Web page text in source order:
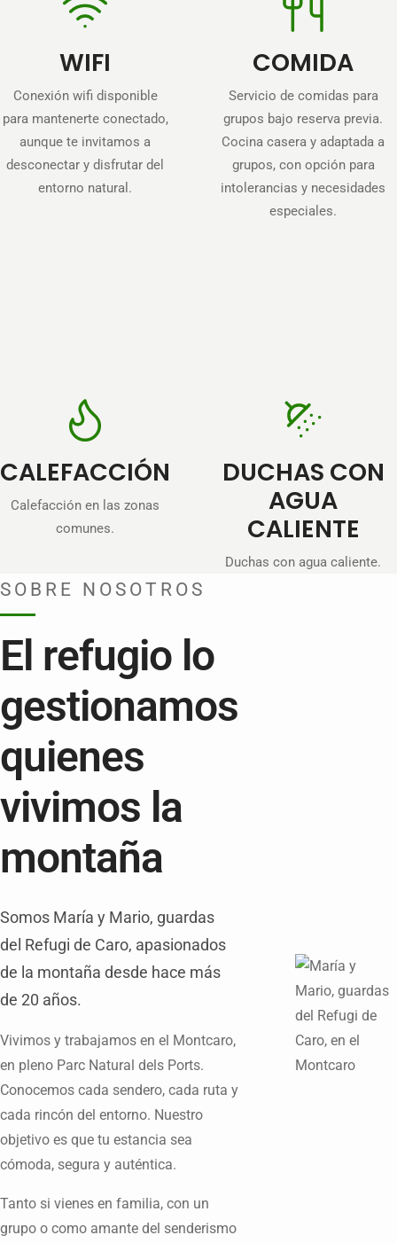
WIFI
Conexión wifi disponible
para mantenerte conectado,
aunque te invitamos a
desconectar y disfrutar del
entorno natural.
COMIDA
Servicio de comidas para
grupos bajo reserva previa.
Cocina casera y adaptada a
grupos, con opción para
intolerancias y necesidades
especiales.
CALEFACCIÓN
Calefacción en las zonas
comunes.
DUCHAS CON
AGUA
CALIENTE
Duchas con agua caliente.
SOBRE NOSOTROS
El refugio lo
gestionamos
quienes
vivimos la
montaña
Somos María y Mario, guardas
del Refugi de Caro, apasionados
de la montaña desde hace más
de 20 años.
Vivimos y trabajamos en el Montcaro,
en pleno Parc Natural dels Ports.
Conocemos cada sendero, cada ruta y
cada rincón del entorno. Nuestro
objetivo es que tu estancia sea
cómoda, segura y auténtica.
Tanto si vienes en familia, con un
grupo o como amante del senderismo